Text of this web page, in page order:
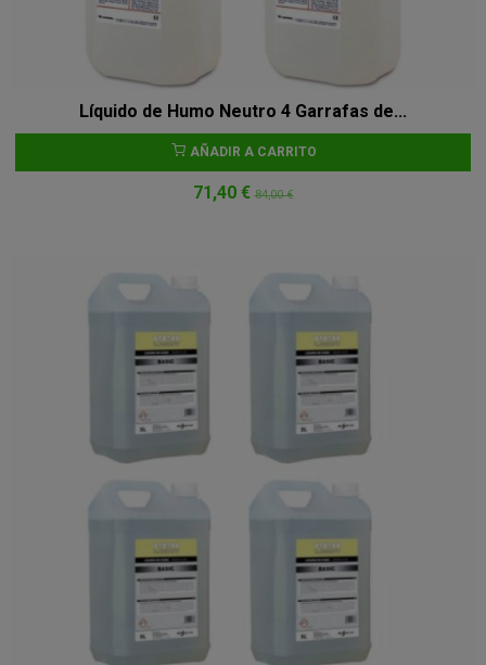
Líquido de Humo Neutro 4 Garrafas de...
AÑADIR A CARRITO
71,40 €84,00 €